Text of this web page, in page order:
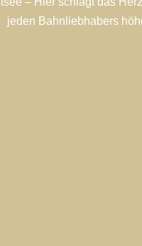
jeden Bahnliebhabers